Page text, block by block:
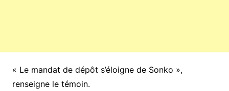
« Le mandat de dépôt s’éloigne de Sonko »,
renseigne le témoin.